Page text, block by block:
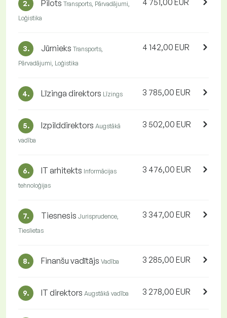
2. Pilots Transports, Pārvadājumi,
Loģistika
4 751,00 EUR
3. Jūrnieks Transports,
Pārvadājumi, Loģistika
4 142,00 EUR
4. Līzinga direktors Līzings 3 785,00 EUR
5. Izpilddirektors Augstākā
vadība
3 502,00 EUR
6. IT arhitekts Informācijas
tehnoloģijas
3 476,00 EUR
7. Tiesnesis Jurisprudence,
Tieslietas
3 347,00 EUR
8. Finanšu vadītājs Vadība 3 285,00 EUR
9. IT direktors Augstākā vadība 3 278,00 EUR